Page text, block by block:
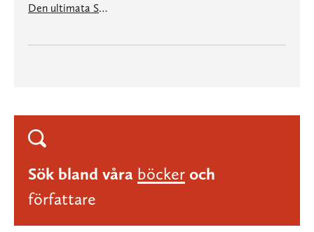
Den ultimata Singelhandboken
Sök bland våra böcker och
författare